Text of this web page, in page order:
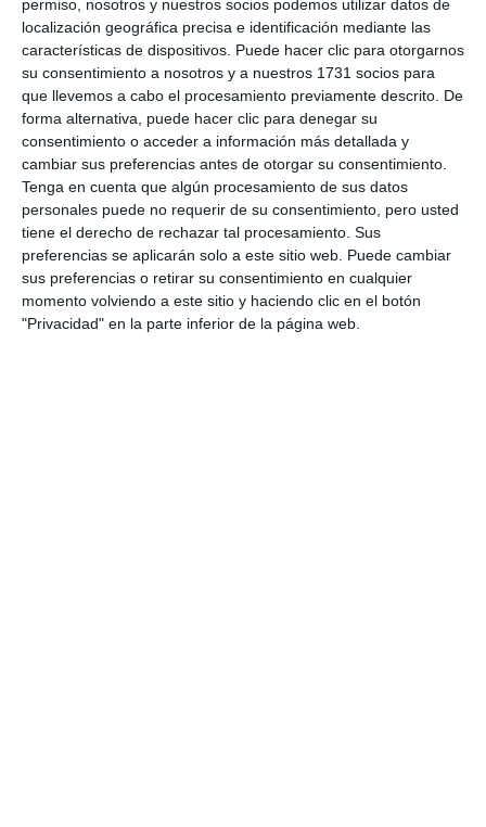
permiso, nosotros y nuestros socios podemos utilizar datos de
localización geográfica precisa e identificación mediante las
características de dispositivos. Puede hacer clic para otorgarnos
su consentimiento a nosotros y a nuestros 1731 socios para
que llevemos a cabo el procesamiento previamente descrito. De
forma alternativa, puede hacer clic para denegar su
consentimiento o acceder a información más detallada y
cambiar sus preferencias antes de otorgar su consentimiento.
Tenga en cuenta que algún procesamiento de sus datos
personales puede no requerir de su consentimiento, pero usted
tiene el derecho de rechazar tal procesamiento. Sus
preferencias se aplicarán solo a este sitio web. Puede cambiar
sus preferencias o retirar su consentimiento en cualquier
momento volviendo a este sitio y haciendo clic en el botón
"Privacidad" en la parte inferior de la página web.
Rodríguez añadió que “Málaga ha logrado 28 distintivos de
Bandera Azul para este año, y de ese total, 23
corresponden a playas y otros cinco para puertos. Esta
cantidad de banderas en las playas supone un incremento
del 35% respecto al año pasado con la incorporación de
seis reconocimientos más”, sentenció la delegada.
Comparte esta noticia desde el siguiente enlace:
https://mijascom.com/?a=18686